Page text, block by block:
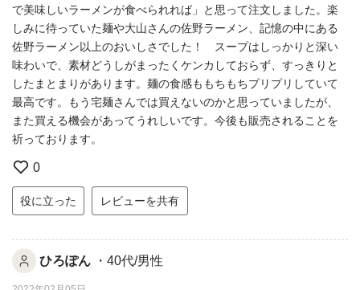
で美味しいラーメンが食べられれば」と思って注文しました。楽
しみに待っていた麺や大山さんの佐野ラーメン、記憶の中にある
佐野ラーメン以上のおいしさでした！ スープはしっかりと深い
味わいで、素材どうしがまったくケンカしておらず、すっきりと
したまとまりがあります。麺の食感ももちもちプリプリしていて
最高です。もう宅麺さんでは買えないのかと思っていましたが、
また買える機会があってうれしいです。今後も販売されることを
祈っております。
0
役に立った レビューを共有
ひろぽん ・40代/男性